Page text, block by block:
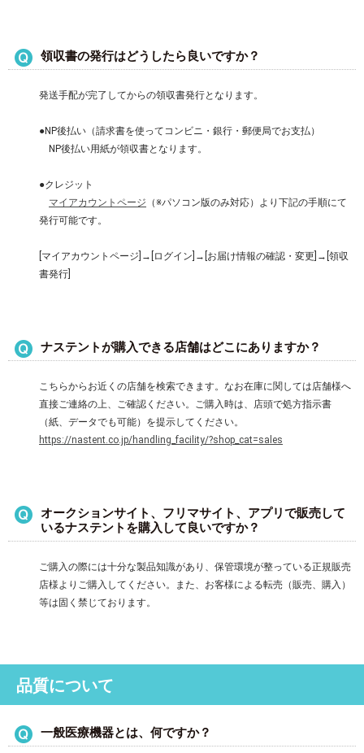
領収書の発行はどうしたら良いですか？
発送手配が完了してからの領収書発行となります。
●NP後払い（請求書を使ってコンビニ・銀行・郵便局でお支払）
NP後払い用紙が領収書となります。
●クレジット
マイアカウントページ （※パソコン版のみ対応）より下記の手順にて
発行可能です。
[マイアカウントページ]→[ログイン]→[お届け情報の確認・変更]→[領収
書発行]
ナステントが購入できる店舗はどこにありますか？
こちらからお近くの店舗を検索できます。なお在庫に関しては店舗様へ
直接ご連絡の上、ご確認ください。ご購入時は、店頭で処方指示書
（紙、データでも可能）を提示してください。
https://nastent.co.jp/handling_facility/?shop_cat=sales
オークションサイト、フリマサイト、アプリで販売して
いるナステントを購入して良いですか？
ご購入の際には十分な製品知識があり、保管環境が整っている正規販売
店様よりご購入してください。また、お客様による転売（販売、購入）
等は固く禁じております。
品質について
一般医療機器とは、何ですか？